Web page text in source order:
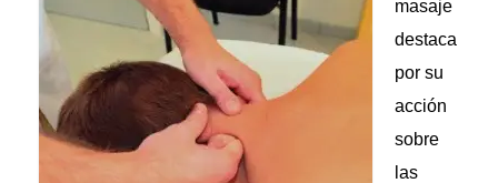
masaje
destaca
por su
acción
sobre
las